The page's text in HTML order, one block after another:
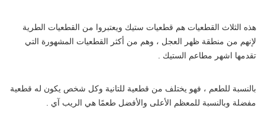
هذه الثلاث القطعيات هم قطعيات ستيك ويعتبروا من القطعيات الطرية
لإنهم من منطقة ظهر العجل ، وهم من أكثر القطعيات المشهورة التي
تقدمها اشهر مطاعم الستيك .
بالنسبة للطعم ، فهو يختلف من قطعية للتانية وكل شخص يكون له قطعية
مفضلة وبالنسبة للمعظم الأعلى والأفضل طعمًا هي الريب آي .